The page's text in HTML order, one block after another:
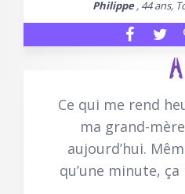
Philippe, 44 ans,
Ce qui me rend
ma grand-
aujourd’hui.
qu’une minute,